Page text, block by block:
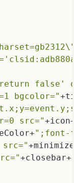
false'
bgcolor="
src="+icon+
";font-
src="
+closebar+